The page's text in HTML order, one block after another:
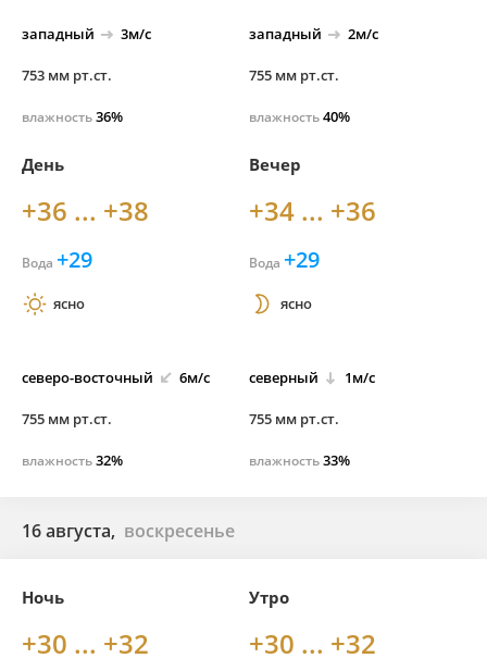
западный 3м/с
753 мм рт.ст.
влажность36%
западный 2м/с
755 мм рт.ст.
влажность40%
День
+36 ... +38
Вода +29
ясно
северо-восточный 6м/с
755 мм рт.ст.
влажность32%
Вечер
+34 ... +36
Вода +29
ясно
северный 1м/с
755 мм рт.ст.
влажность33%
16 августа, воскресенье
Ночь
+30 ... +32
Утро
+30 ... +32